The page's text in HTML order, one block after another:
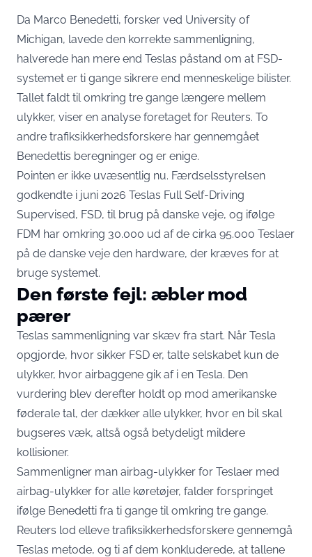
Da Marco Benedetti, forsker ved University of
Michigan, lavede den korrekte sammenligning,
halverede han mere end Teslas påstand om at FSD-
systemet er ti gange sikrere end menneskelige bilister.
Tallet faldt til omkring tre gange længere mellem
ulykker, viser en analyse foretaget for Reuters. To
andre trafiksikkerhedsforskere har gennemgået
Benedettis beregninger og er enige.
Pointen er ikke uvæsentlig nu. Færdselsstyrelsen
godkendte i juni 2026 Teslas Full Self-Driving
Supervised, FSD, til brug på danske veje, og ifølge
FDM har omkring 30.000 ud af de cirka 95.000 Teslaer
på de danske veje den hardware, der kræves for at
bruge systemet.
Den første fejl: æbler mod
pærer
Teslas sammenligning var skæv fra start. Når Tesla
opgjorde, hvor sikker FSD er, talte selskabet kun de
ulykker, hvor airbaggene gik af i en Tesla. Den
vurdering blev derefter holdt op mod amerikanske
føderale tal, der dækker alle ulykker, hvor en bil skal
bugseres væk, altså også betydeligt mildere
kollisioner.
Sammenligner man airbag-ulykker for Teslaer med
airbag-ulykker for alle køretøjer, falder forspringet
ifølge Benedetti fra ti gange til omkring tre gange.
Reuters lod elleve trafiksikkerhedsforskere gennemgå
Teslas metode, og ti af dem konkluderede, at tallene